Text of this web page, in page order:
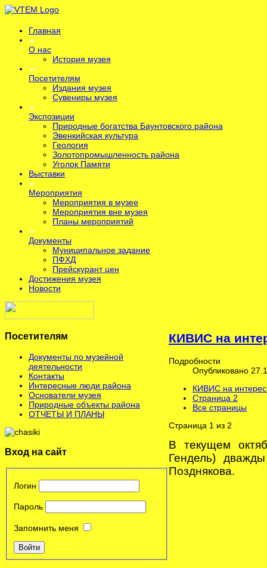
Главная
О нас
История музея
Посетителям
Издания музея
Сувениры музея
Экспозиции
Природные богатства Баунтовского района
Эвенкийская культура
Геология
Золотопромышленность района
Уголок Памяти
Выставки
Мероприятия
Мероприятия в музее
Мероприятия вне музея
Планы мероприятий
Документы
Муниципальное задание
ПФХД
Прейскурант цен
Достижения музея
Новости
Посетителям
Документы по музейной
деятельности
Контакты
Интересные люди района
Основатели музея
Природные объекты района
ОТЧЕТЫ И ПЛАНЫ
Вход на сайт
Логин
Пароль
Запомнить меня
Войти
КИВИС на
Подробности
Опубликовано
КИВИС на
Страница 2
Все страницы
Страница 1 из 2
В текущем
Гендель)
Позднякова.